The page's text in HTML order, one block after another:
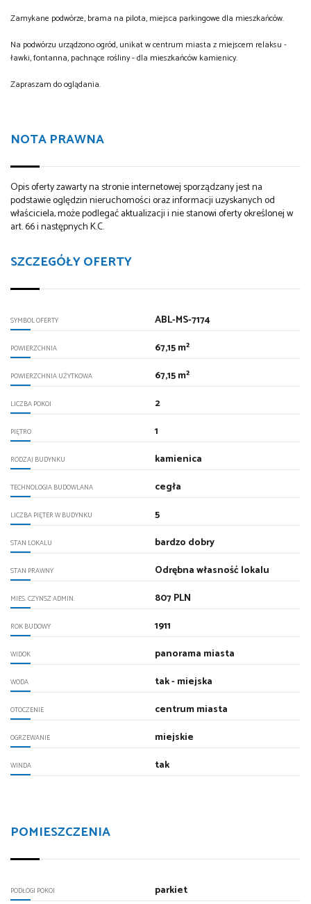
Zamykane podwórze, brama na pilota, miejsca parkingowe dla mieszkańców.
Na podwórzu urządzono ogród, unikat w centrum miasta z miejscem relaksu -
ławki, fontanna, pachnące rośliny - dla mieszkańców kamienicy.
Zapraszam do oglądania.
NOTA PRAWNA
Opis oferty zawarty na stronie internetowej sporządzany jest na
podstawie oględzin nieruchomości oraz informacji uzyskanych od
właściciela, może podlegać aktualizacji i nie stanowi oferty określonej w
art. 66 i następnych K.C.
SZCZEGÓŁY OFERTY
SYMBOL OFERTY ABL-MS-7174
POWIERZCHNIA 67,15 m²
POWIERZCHNIA UŻYTKOWA 67,15 m²
LICZBA POKOI 2
PIĘTRO 1
RODZAJ BUDYNKU kamienica
TECHNOLOGIA BUDOWLANA cegła
LICZBA PIĘTER W BUDYNKU 5
STAN LOKALU bardzo dobry
STAN PRAWNY Odrębna własność lokalu
MIES. CZYNSZ ADMIN. 807 PLN
ROK BUDOWY 1911
WIDOK panorama miasta
WODA tak - miejska
OTOCZENIE centrum miasta
OGRZEWANIE miejskie
WINDA tak
POMIESZCZENIA
PODŁOGI POKOI parkiet